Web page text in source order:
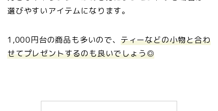
選びやすいアイテムになります。
1,000円台の商品も多いので、 ティーなどの小物と合わ
せてプレゼントするのも良いでしょう◎